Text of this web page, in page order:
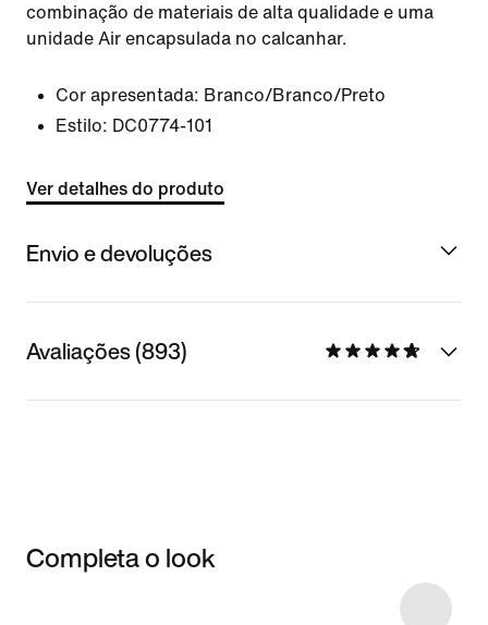
combinação de materiais de alta qualidade e uma
unidade Air encapsulada no calcanhar.
Cor apresentada: Branco/Branco/Preto
Estilo: DC0774-101
Ver detalhes do produto
Envio e devoluções
Avaliações (893)
Completa o look